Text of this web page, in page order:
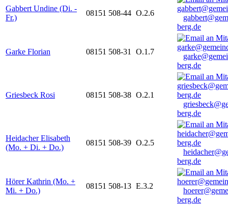
Gabbert Undine (Di. -
Fr.)
08151 508-44 O.2.6
berg.de
Garke Florian 08151 508-31 O.1.7
berg.de
Griesbeck Rosi 08151 508-38 O.2.1
berg.de
Heidacher Elisabeth
(Mo. + Di. + Do.)
08151 508-39 O.2.5
berg.de
Hörer Kathrin (Mo. +
Mi. + Do.)
08151 508-13 E.3.2
berg.de